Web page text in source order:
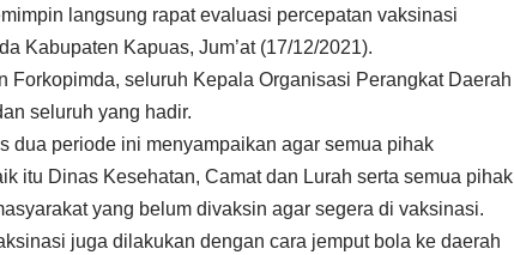
langsung rapat evaluasi percepatan vaksinasi
Kabupaten Kapuas, Jum’at (17/12/2021).
Forkopimda, seluruh Kepala Organisasi Perangkat Daerah
seluruh yang hadir.
dua periode ini menyampaikan agar semua pihak
itu Dinas Kesehatan, Camat dan Lurah serta semua pihak
yang belum divaksin agar segera di vaksinasi.
juga dilakukan dengan cara jemput bola ke daerah